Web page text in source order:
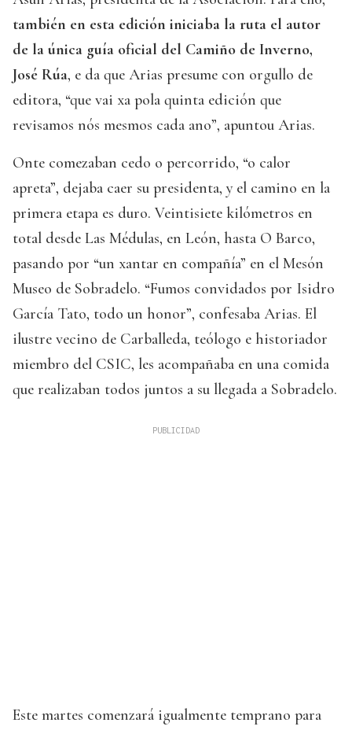
también en esta edición iniciaba la ruta el autor
de la única guía oficial del Camiño de Inverno,
José Rúa, e da que Arias presume con orgullo de
editora, “que vai xa pola quinta edición que
revisamos nós mesmos cada ano”, apuntou Arias.
Onte comezaban cedo o percorrido, “o calor
apreta”, dejaba caer su presidenta, y el camino en la
primera etapa es duro. Veintisiete kilómetros en
total desde Las Médulas, en León, hasta O Barco,
pasando por “un xantar en compañía” en el Mesón
Museo de Sobradelo. “Fumos convidados por Isidro
García Tato, todo un honor”, confesaba Arias. El
ilustre vecino de Carballeda, teólogo e historiador
miembro del CSIC, les acompañaba en una comida
que realizaban todos juntos a su llegada a Sobradelo.
Este martes comenzará igualmente temprano para